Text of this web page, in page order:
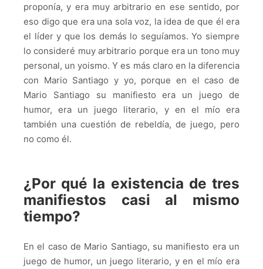
proponía, y era muy arbitrario en ese sentido, por
eso digo que era una sola voz, la idea de que él era
el líder y que los demás lo seguíamos. Yo siempre
lo consideré muy arbitrario porque era un tono muy
personal, un yoismo. Y es más claro en la diferencia
con Mario Santiago y yo, porque en el caso de
Mario Santiago su manifiesto era un juego de
humor, era un juego literario, y en el mío era
también una cuestión de rebeldía, de juego, pero
no como él.
¿Por qué la existencia de tres
manifiestos casi al mismo
tiempo?
En el caso de Mario Santiago, su manifiesto era un
juego de humor, un juego literario, y en el mío era